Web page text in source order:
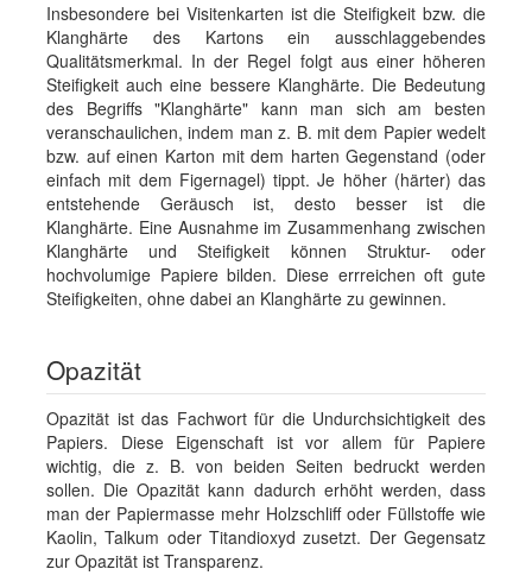
Insbesondere bei Visitenkarten ist die Steifigkeit bzw. die
Klanghärte des Kartons ein ausschlaggebendes
Qualitätsmerkmal. In der Regel folgt aus einer höheren
Steifigkeit auch eine bessere Klanghärte. Die Bedeutung
des Begriffs "Klanghärte" kann man sich am besten
veranschaulichen, indem man z. B. mit dem Papier wedelt
bzw. auf einen Karton mit dem harten Gegenstand (oder
einfach mit dem Figernagel) tippt. Je höher (härter) das
entstehende Geräusch ist, desto besser ist die
Klanghärte. Eine Ausnahme im Zusammenhang zwischen
Klanghärte und Steifigkeit können Struktur- oder
hochvolumige Papiere bilden. Diese errreichen oft gute
Steifigkeiten, ohne dabei an Klanghärte zu gewinnen.
Opazität
Opazität ist das Fachwort für die Undurchsichtigkeit des
Papiers. Diese Eigenschaft ist vor allem für Papiere
wichtig, die z. B. von beiden Seiten bedruckt werden
sollen. Die Opazität kann dadurch erhöht werden, dass
man der Papiermasse mehr Holzschliff oder Füllstoffe wie
Kaolin, Talkum oder Titandioxyd zusetzt. Der Gegensatz
zur Opazität ist Transparenz.